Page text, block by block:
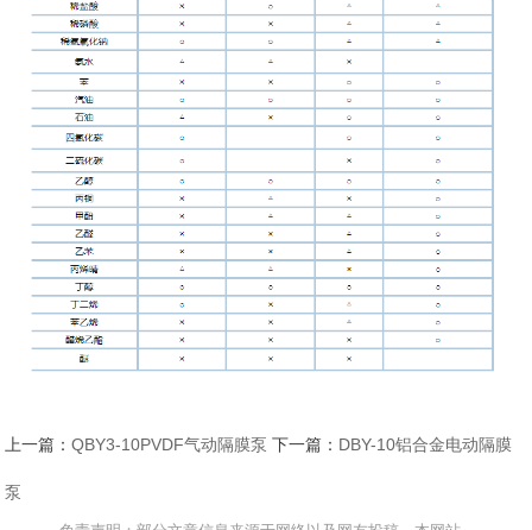
上一篇：QBY3-10PVDF气动隔膜泵 下一篇： DBY-10铝合金电动隔膜
泵